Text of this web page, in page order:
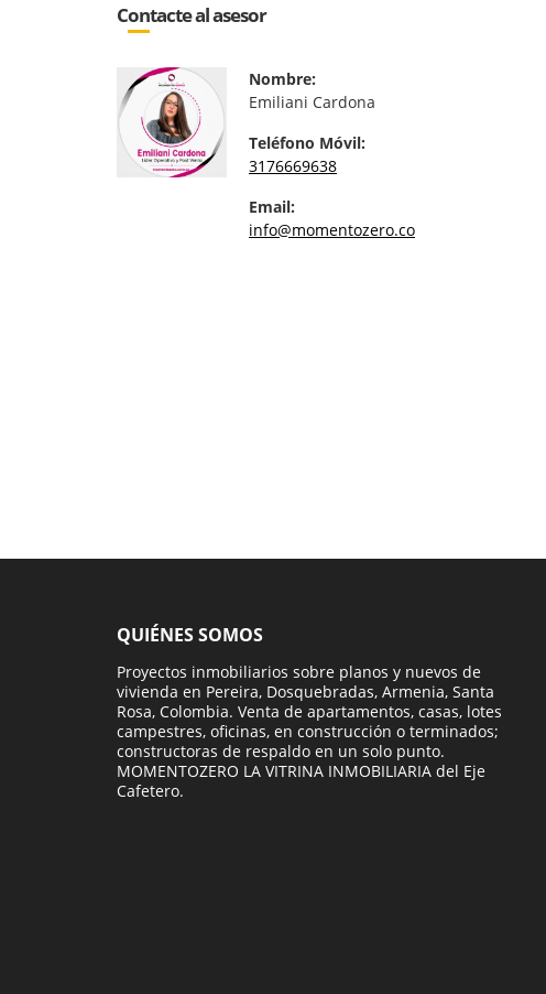
Contacte al asesor
Nombre:
Emiliani Cardona
Teléfono Móvil:
3176669638
Email:
info@momentozero.co
QUIÉNES SOMOS
Proyectos inmobiliarios sobre planos y nuevos de
vivienda en Pereira, Dosquebradas, Armenia, Santa
Rosa, Colombia. Venta de apartamentos, casas, lotes
campestres, oficinas, en construcción o terminados;
constructoras de respaldo en un solo punto.
MOMENTOZERO LA VITRINA INMOBILIARIA del Eje
Cafetero.